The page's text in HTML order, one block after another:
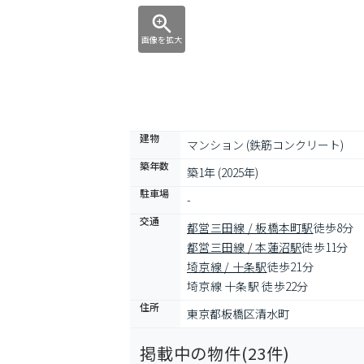
画像を拡大
建物 マンション (鉄筋コンクリート)
築年数 築1年 (2025年)
駐車場 -
交通 都営三田線 / 板橋本町駅徒歩8分
都営三田線 / 本蓮沼駅徒歩11分
埼京線 / 十条駅徒歩21分
埼京線 十条駅 徒歩22分
住所 東京都板橋区清水町
掲載中の物件(23件)